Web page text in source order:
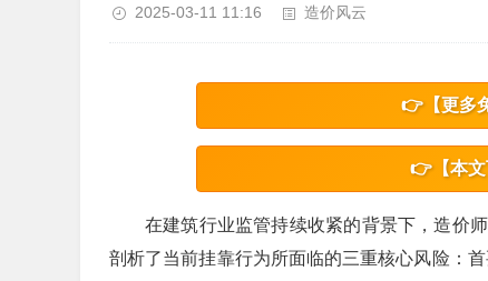
2025-03-11 11:16 造价风云
👉【更多
👉【本
在建筑行业监管持续收紧的背景下，造价
剖析了当前挂靠行为所面临的三重核心风险：